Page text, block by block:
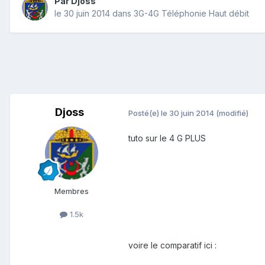
le 30 juin 2014 dans 3G-4G Téléphonie Haut débit
Djoss
Membres
1.5k
Posté(e) le 30 juin 2014 (modifié)
tuto sur le 4 G PLUS
voire le comparatif ici :